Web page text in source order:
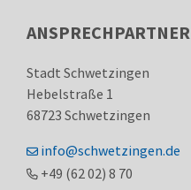
ANSPRECHPARTNER
Stadt Schwetzingen
Hebelstraße 1
68723 Schwetzingen
info@schwetzingen.de
+49 (6202) 8 70